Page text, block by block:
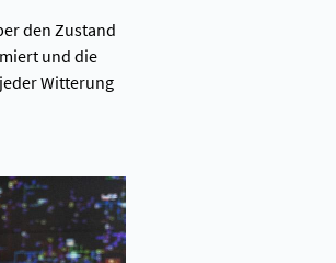
den Zustand
und die
Witterung